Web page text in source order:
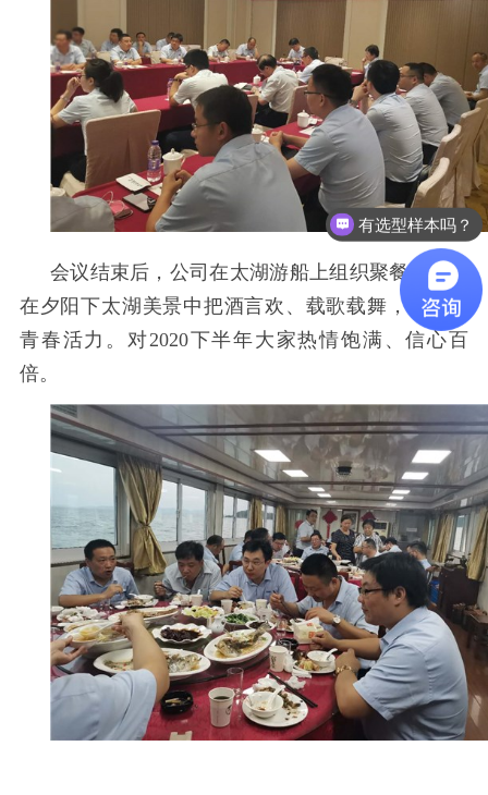
会议结束后，公司在太湖游船上组织聚餐，大家
在夕阳下太湖美景中把酒言欢、载歌载舞，充满了
青春活力。对2020下半年大家热情饱满、信心百
倍。
有选型样本吗？
多少价格？有没有优惠？